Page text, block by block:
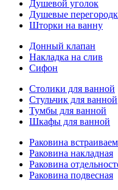
Душевой уголок
Душевые
Шторки на ванну
Донный клапан
Накладка на слив
Сифон
Столики для ванной
Стульчик для ванной
Тумбы для ванной
Шкафы для ванной
Раковина
Раковина накладная
Раковина
Раковина подвесная